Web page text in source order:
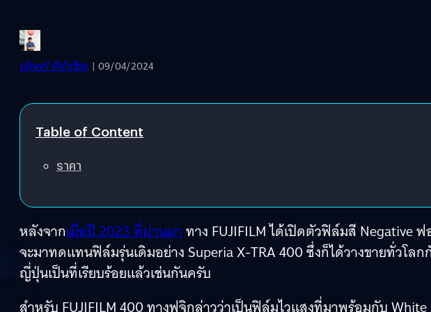
บดินทร์ ตันวิเชียร | 09/04/2024
Table of Content
ราคา
หลังจากเมื่อปี 2023 ที่ผ่านมาทาง FUJIFILM ได้เปิดตัวฟิล์มสี Negative ฟ
จะมาทดแทนฟิล์มรุ่นเดิมอย่าง Superia X-TRA 400 ซึ่งก็ได้วางขายทั่วโล
ญี่ปุ่นเป็นที่เรียบร้อยแล้วเช่นกันครับ
สำหรับ FUJIFILM 400 ทางฟูจิกล่าวว่าเป็นฟิล์มไวแสงที่มาพร้อมกับ